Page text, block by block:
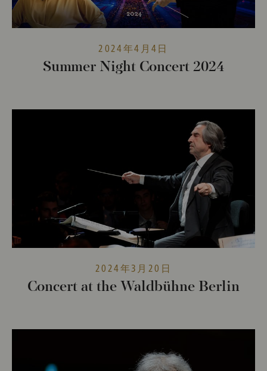
2024年4月4日
Summer Night Concert 2024
2024年3月20日
Concert at the Waldbühne Berlin